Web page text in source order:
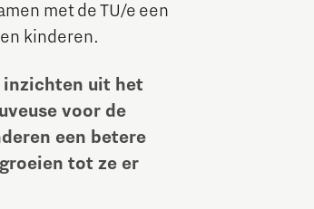
met de TU/e een
kinderen.
inzichten uit het
voor de
een betere
tot ze er